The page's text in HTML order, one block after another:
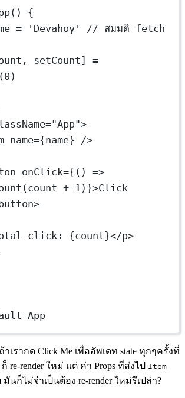
() {
= 'Devahoy'
// สมมติ fetch
, setCount] =
(0 )
="App">
name={name} />
onClick={ () =>
(count + 1 ) }>Click
button>
click: {count}</p>
App
เรากด Click Me เพื่ออัพเดท state ทุกๆครั้งที่
re-render ใหม่ แต่ ค่า Props ที่ส่งไป Item
นก็ไม่จำเป็นต้อง re-render ใหม่รึเปล่า?